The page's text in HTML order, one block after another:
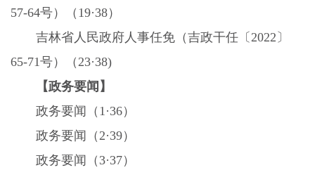
57-64号）（ 19·38）
吉林省人民政府人事任免（吉政干任〔2022〕
65-71号）（ 23·38)
【政务要闻】
政务要闻（ 1 ·36）
政务要闻（ 2·39）
政务要闻（ 3·37）